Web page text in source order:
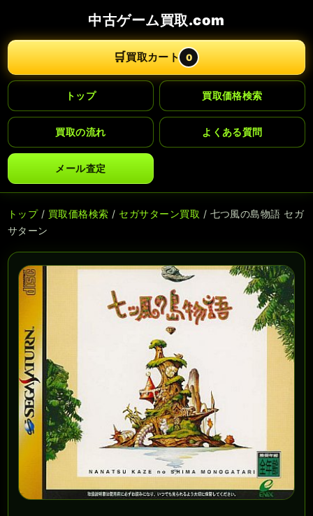
中古ゲーム買取.com
🛒買取カート 0
トップ 買取価格検索
買取の流れ よくある質問
メール査定
トップ/ 買取価格検索 / セガサターン買取 / 七つ風の島物語 セガ
サターン